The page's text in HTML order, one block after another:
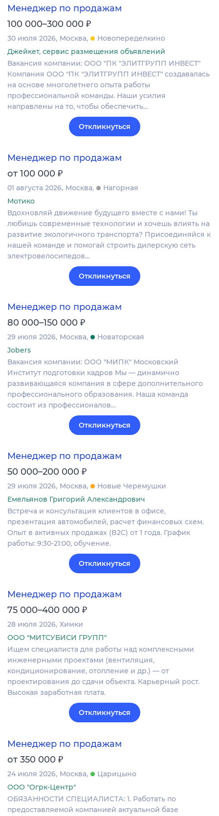
Менеджер по продажам
100 000–300 000 ₽
30 июля 2026 Москва
Новопеределкино
Джейкет, сервис размещения объявлений
Вакансия компании: ООО "ПК "ЭЛИТГРУПП ИНВЕСТ"
Компания ООО "ПК "ЭЛИТГРУПП ИНВЕСТ" создавалась
на основе многолетнего опыта работы
профессиональной команды. Наши усилия
направлены на то, чтобы обеспечить…
Откликнуться
Менеджер по продажам
от 100 000 ₽
01 августа 2026 Москва
Нагорная
Мотико
Вдохновляй движение будущего вместе с нами! Ты
любишь современные технологии и хочешь влиять на
развитие экологичного транспорта? Присоединяйся к
нашей команде и помогай строить дилерскую сеть
электровелосипедов…
Откликнуться
Менеджер по продажам
80 000–150 000 ₽
29 июля 2026 Москва
Новаторская
Jobers
Вакансия компании: ООО "МИПК" Московский
Институт подготовки кадров Мы — динамично
развивающаяся компания в сфере дополнительного
профессионального образования. Наша команда
состоит из профессионалов…
Откликнуться
Менеджер по продажам
50 000–200 000 ₽
29 июля 2026 Москва
Новые Черемушки
Емельянов Григорий Александрович
Встреча и консультация клиентов в офисе,
презентация автомобилей, расчет финансовых схем.
Опыт в активных продажах (B2C) от 1 года. График
работы: 9:30-21:00, обучение.
Откликнуться
Менеджер по продажам
75 000–400 000 ₽
28 июля 2026 Химки
ООО "МИТСУБИСИ ГРУПП"
Ищем специалиста для работы над комплексными
инженерными проектами (вентиляция,
кондиционирование, отопление и др.) — от
проектирования до сдачи объекта. Карьерный рост.
Высокая заработная плата.
Откликнуться
Менеджер по продажам
от 350 000 ₽
24 июля 2026 Москва
Царицыно
ООО "Огрк-Центр"
ОБЯЗАННОСТИ СПЕЦИАЛИСТА: 1. Работать по
предоставляемой компанией актуальной базе